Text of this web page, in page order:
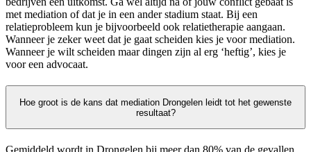
met mediation of dat je in een ander stadium staat. Bij een
relatieprobleem kun je bijvoorbeeld ook relatietherapie aangaan.
Wanneer je zeker weet dat je gaat scheiden kies je voor mediation.
Wanneer je wilt scheiden maar dingen zijn al erg ‘heftig’, kies je
voor een advocaat.
Hoe groot is de kans dat mediation Drongelen leidt tot het gewenste
resultaat?